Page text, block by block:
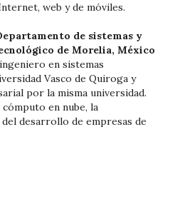
web y de móviles.
de sistemas y
de Morelia, México
en sistemas
Vasco de Quiroga y
por la misma universidad.
en nube, la
desarrollo de empresas de